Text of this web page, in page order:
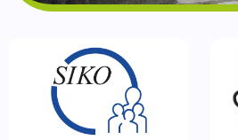
Privacy